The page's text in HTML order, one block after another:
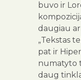
buvo ir
daugiau
„Tekstas
pat ir
numatyto
daug